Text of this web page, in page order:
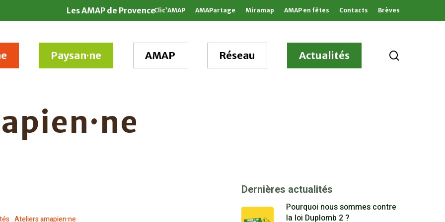
Les AMAP de ProvenceClic’AMAP AMAPartage Miramap AMAP en fêtes Contacts Brèves
Paysan·ne AMAP Réseau Actualités
Ateliers amapien·ne
Dernières actualités
Pourquoi nous sommes contre
la loi Duplomb 2 ?